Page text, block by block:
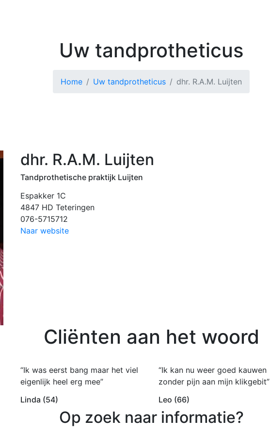
Uw tandprotheticus
Home Uw tandprotheticus dhr. R.A.M. Luijten
dhr. R.A.M. Luijten
Tandprothetische praktijk Luijten
Espakker 1C
4847 HD Teteringen
076-5715712
Naar website
Cliënten aan het woord
“Ik was eerst bang maar het viel
eigenlijk heel erg mee”
Linda (54)
“Ik kan nu weer goed kauwen
zonder pijn aan mijn klikgebit”
Leo (66)
Op zoek naar informatie?